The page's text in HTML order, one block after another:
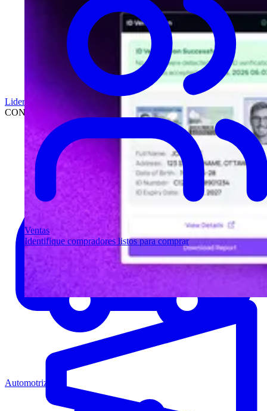
Ventas
Identifique compradores listos para comprar
Liderazgo
CONCESIONARIOS
Automotriz